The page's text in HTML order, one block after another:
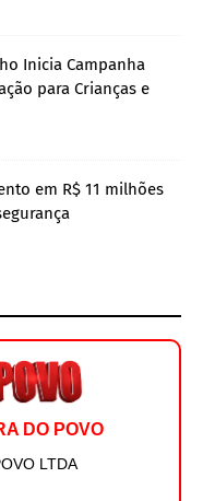
Inicia Campanha
para Crianças e
em R$ 11 milhões
DO POVO
LTDA